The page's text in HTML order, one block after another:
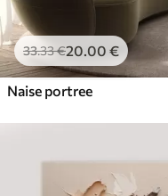
33.33€20.00 €
Naise portree